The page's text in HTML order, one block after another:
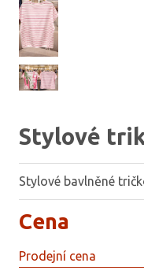
Stylové
Stylové bavlněné
Cena
Prodejní cena